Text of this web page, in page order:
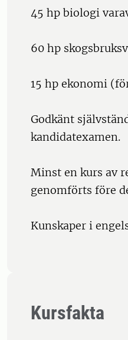
45 hp biologi
60 hp
15 hp ekonomi
Godkänt
kandidatexamen.
Minst en kurs av
genomförts före
Kunskaper i
Kursfakta